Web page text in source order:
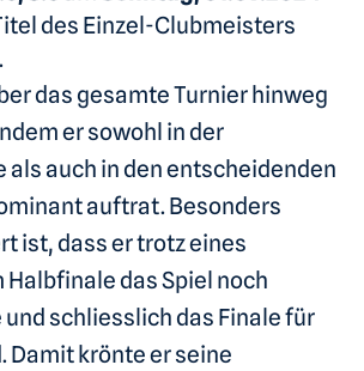
des Einzel-Clubmeisters
das gesamte Turnier hinweg
er sowohl in der
als auch in den entscheidenden
auftrat. Besonders
ist, dass er trotz eines
Halbfinale das Spiel noch
schliesslich das Finale für
Damit krönte er seine